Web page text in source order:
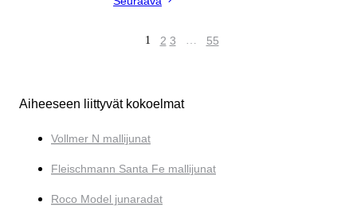
1 2 3 … 55
Aiheeseen liittyvät kokoelmat
Vollmer N mallijunat
Fleischmann Santa Fe mallijunat
Roco Model junaradat